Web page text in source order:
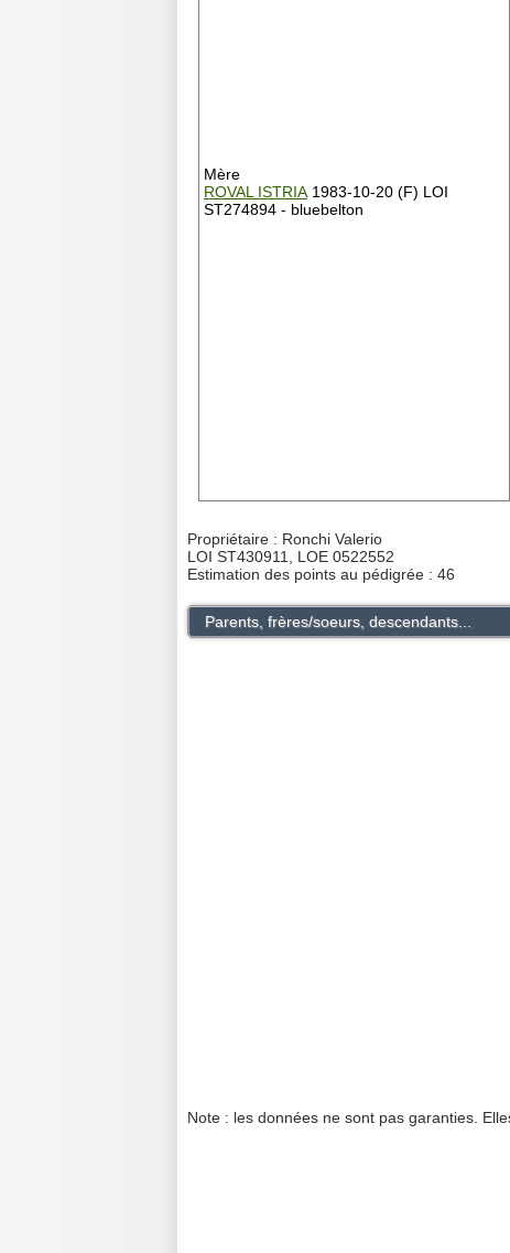
Mère
ROVAL ISTRIA 1983-10-20 (F) LOI
ST274894 - bluebelton
Propriétaire : Ronchi Valerio
LOI ST430911, LOE 0522552
Estimation des points au pédigrée : 46
Parents, frères/soeurs, descendants...
Note : les données ne sont pas garanties.